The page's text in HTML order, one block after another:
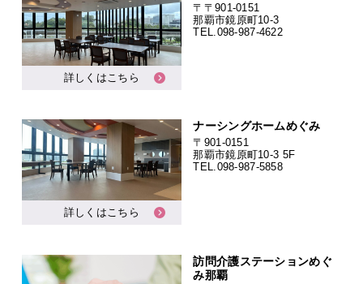
詳しくはこちら
〒〒901-0151
那覇市鏡原町10-3
TEL. 098-987-4622
詳しくはこちら
ナーシングホームめぐみ
〒901-0151
那覇市鏡原町10-3 5F
TEL.098-987-5858
訪問介護ステーションめぐ
み那覇